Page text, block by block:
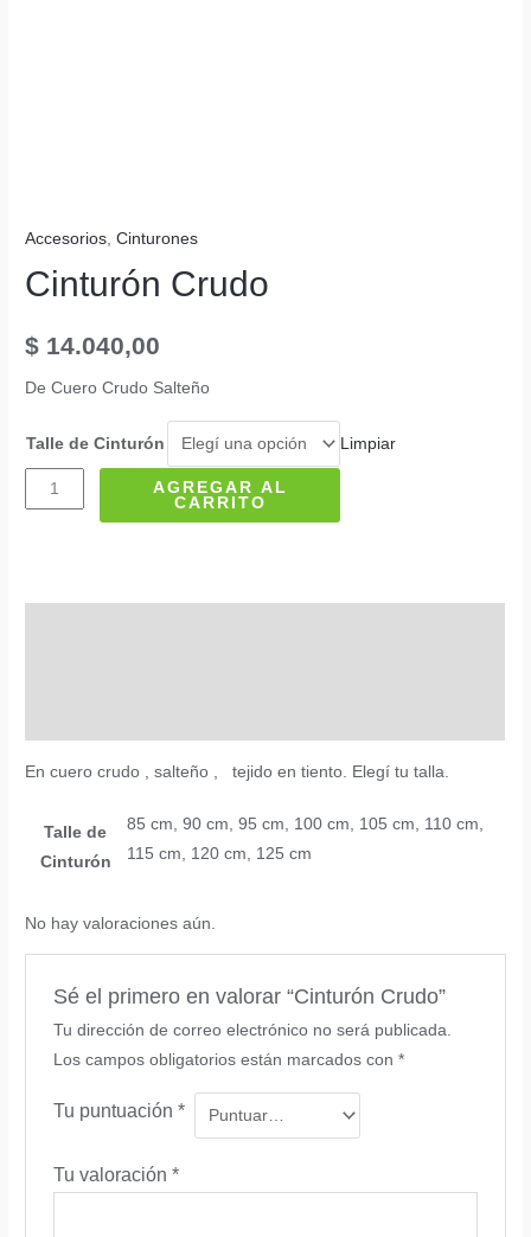
Accesorios,Cinturones
Cinturón Crudo
$ 14.040,00
De Cuero Crudo Salteño
Talle de Cinturón Limpiar
Cinturón
Crudo
AGREGAR AL
CARRITO
En cuero crudo , salteño , tejido en tiento. Elegí tu talla.
Talle de
Cinturón
85 cm, 90 cm, 95 cm, 100 cm, 105 cm, 110 cm,
115 cm, 120 cm, 125 cm
No hay valoraciones aún.
Sé el primero en valorar “Cinturón Crudo”
Tu dirección de correo electrónico no será publicada.
Los campos obligatorios están marcados con *
Tu puntuación *
Tu valoración *